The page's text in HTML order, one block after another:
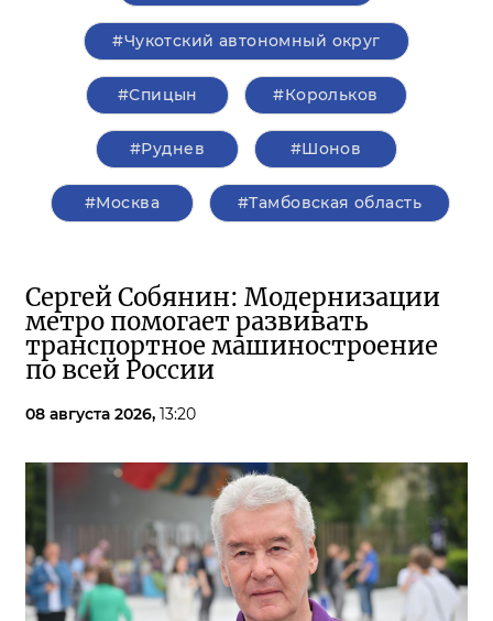
#Чукотский автономный округ
#Спицын #Корольков
#Руднев #Шонов
#Москва #Тамбовская область
Сергей Собянин: Модернизации
метро помогает развивать
транспортное машиностроение
по всей России
08 августа 2026, 13:20